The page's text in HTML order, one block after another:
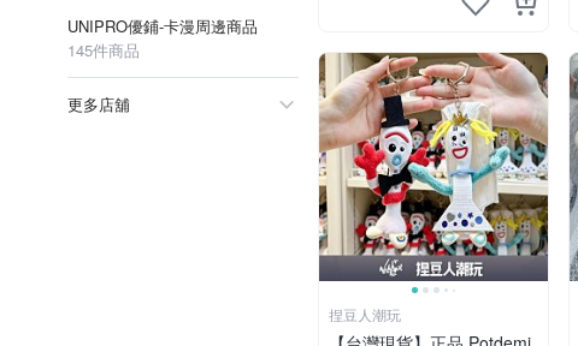
UNIPRO優鋪-卡漫周邊商品
145件商品
更多店舖
捏豆人潮玩